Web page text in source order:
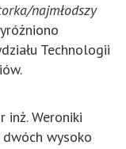
najmłodszy
Technologii
inż. Weroniki
dwóch wysoko